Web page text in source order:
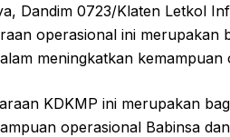
Dandim 0723/Klaten Letkol
operasional ini merupakan
meningkatkan
KDKMP ini merupakan
operasional Babinsa